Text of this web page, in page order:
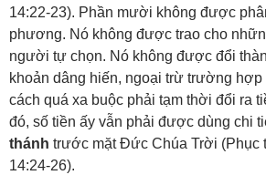
14:22-23). Phần mười không được
phương. Nó không được trao cho
người tự chọn. Nó không được đổi
khoản dâng hiến, ngoại trừ trường hợp
cách quá xa buộc phải tạm thời đổi ra
đó, số tiền ấy vẫn phải được dùng chi
thánh trước mặt Đức Chúa Trời (Phục
14:24-26).